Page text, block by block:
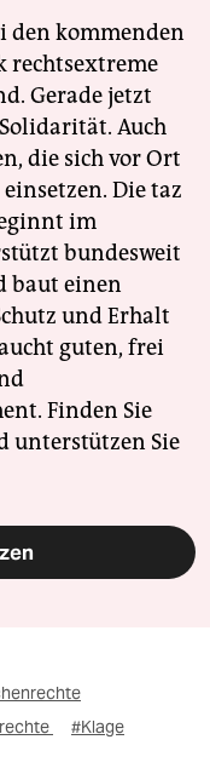
den kommenden
rechtsextreme
Gerade jetzt
Auch
die sich vor Ort
Die taz
im
bundesweit
baut einen
und Erhalt
guten, frei
Finden Sie
unterstützen Sie
#Klage